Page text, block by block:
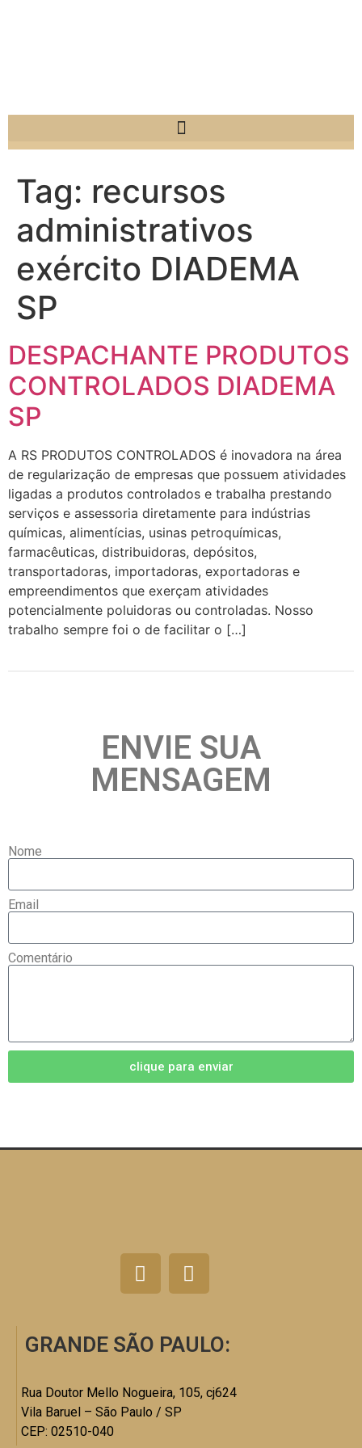
Tag: recursos
administrativos
exército DIADEMA
SP
DESPACHANTE PRODUTOS
CONTROLADOS DIADEMA
SP
A RS PRODUTOS CONTROLADOS é inovadora na área
de regularização de empresas que possuem atividades
ligadas a produtos controlados e trabalha prestando
serviços e assessoria diretamente para indústrias
químicas, alimentícias, usinas petroquímicas,
farmacêuticas, distribuidoras, depósitos,
transportadoras, importadoras, exportadoras e
empreendimentos que exerçam atividades
potencialmente poluidoras ou controladas. Nosso
trabalho sempre foi o de facilitar o […]
ENVIE SUA
MENSAGEM
Nome
Email
Comentário
clique para enviar
GRANDE SÃO PAULO:
Rua Doutor Mello Nogueira, 105, cj624
Vila Baruel – São Paulo / SP
CEP: 02510-040